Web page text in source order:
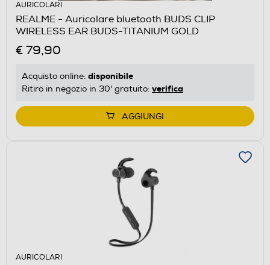
AURICOLARI
REALME - Auricolare bluetooth BUDS CLIP
WIRELESS EAR BUDS-TITANIUM GOLD
€ 79,90
Acquisto online: disponibile
Ritiro in negozio in 30' gratuito: verifica
AGGIUNGI
AURICOLARI